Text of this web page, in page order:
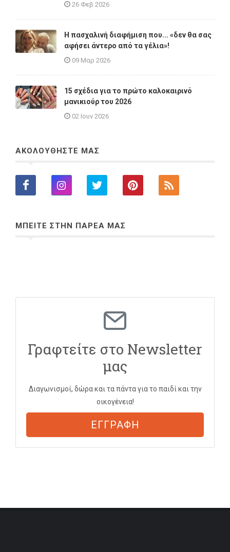
26 Φεβ 2026
Η πασχαλινή διαφήμιση που... «δεν θα σας
αφήσει άντερο από τα γέλια»!
09 Μαρ 2026
15 σχέδια για το πρώτο καλοκαιρινό
μανικιούρ του 2026
02 Ιουν 2026
ΑΚΟΛΟΥΘΗΣΤΕ ΜΑΣ
ΜΠΕΙΤΕ ΣΤΗΝ ΠΑΡΕΑ ΜΑΣ
Γραφτείτε στο Newsletter
μας
Διαγωνισμοί, δώρα και τα πάντα για το παιδί και την
οικογένεια!
ΕΓΓΡΑΦΗ